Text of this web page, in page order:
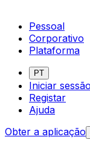
Pessoal
Corporativo
Plataforma
PT
Iniciar sessão
Registar
Ajuda
Obter a aplicação